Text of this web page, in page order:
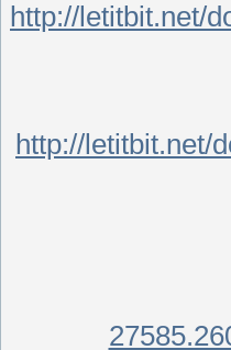
http://letitbit.net/
http://letitbit.net/